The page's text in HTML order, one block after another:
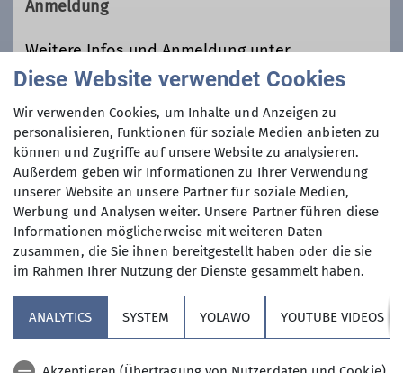
Frühlingstraße 18
82205 Gilching
Anmeldung
Weitere Infos und Anmeldung unter
klettern@dav-vierseenland.de
Preis
20 € pro Person
Maximale Teilnehmeranzahl
6
Diese Website verwendet Cookies
Wir verwenden Cookies, um Inhalte und Anzeigen zu
personalisieren, Funktionen für soziale Medien anbieten zu
können und Zugriffe auf unsere Website zu analysieren.
Außerdem geben wir Informationen zu Ihrer Verwendung
unserer Website an unsere Partner für soziale Medien,
Werbung und Analysen weiter. Unsere Partner führen diese
Informationen möglicherweise mit weiteren Daten
zusammen, die Sie ihnen bereitgestellt haben oder die sie
im Rahmen Ihrer Nutzung der Dienste gesammelt haben.
ANALYTICS SYSTEM YOLAWO YOUTUBE VIDEOS